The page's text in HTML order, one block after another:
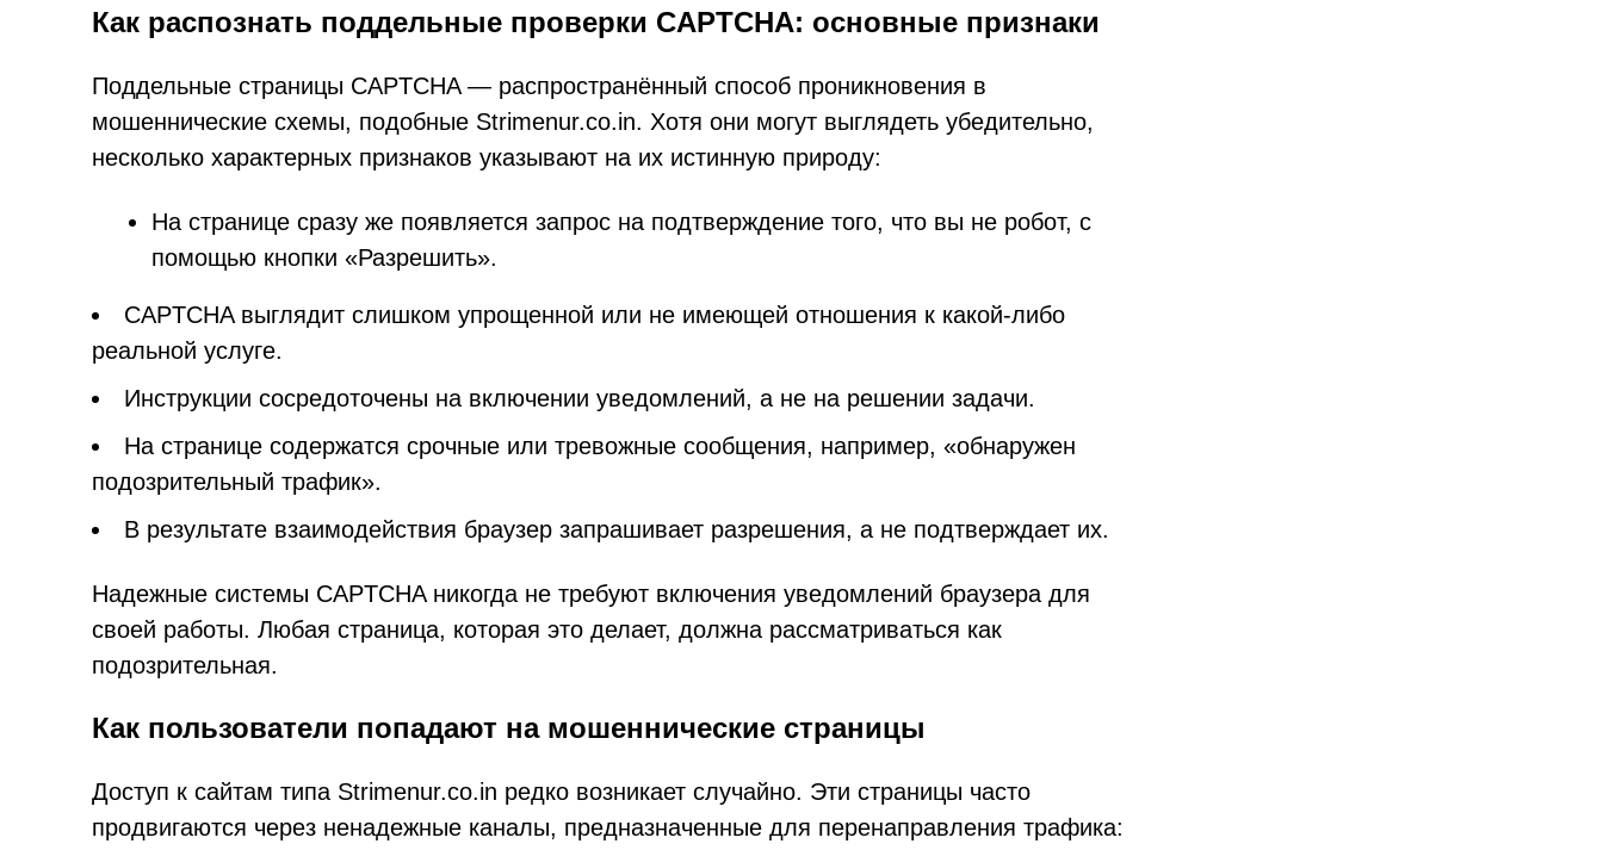
Как распознать поддельные проверки CAPTCHA: основные признаки
Поддельные страницы CAPTCHA — распространённый способ проникновения в
мошеннические схемы, подобные Strimenur.co.in. Хотя они могут выглядеть убедительно,
несколько характерных признаков указывают на их истинную природу:
На странице сразу же появляется запрос на подтверждение того, что вы не робот, с
помощью кнопки «Разрешить».
CAPTCHA выглядит слишком упрощенной или не имеющей отношения к какой-либо
реальной услуге.
Инструкции сосредоточены на включении уведомлений, а не на решении задачи.
На странице содержатся срочные или тревожные сообщения, например, «обнаружен
подозрительный трафик».
В результате взаимодействия браузер запрашивает разрешения, а не подтверждает их.
Надежные системы CAPTCHA никогда не требуют включения уведомлений браузера для
своей работы. Любая страница, которая это делает, должна рассматриваться как
подозрительная.
Как пользователи попадают на мошеннические страницы
Доступ к сайтам типа Strimenur.co.in редко возникает случайно. Эти страницы часто
продвигаются через ненадежные каналы, предназначенные для перенаправления трафика: